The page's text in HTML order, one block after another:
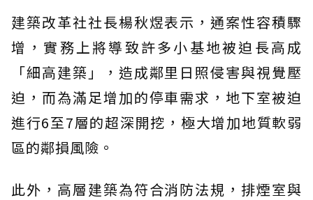
建築改革社社長楊秋煜表示，通案性容積驟
增，實務上將導致許多小基地被迫長高成
「細高建築」，造成鄰里日照侵害與視覺壓
迫，而為滿足增加的停車需求，地下室被迫
進行6至7層的超深開挖，極大增加地質軟弱
區的鄰損風險。
此外，高層建築為符合消防法規，排煙室與